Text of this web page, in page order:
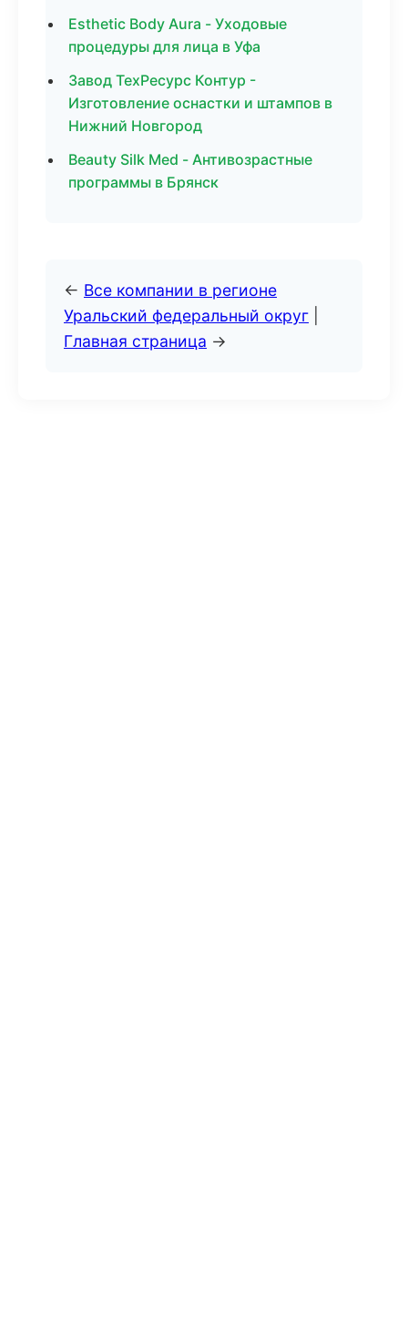
Esthetic Body Aura - Уходовые
процедуры для лица в Уфа
Завод ТехРесурс Контур -
Изготовление оснастки и штампов в
Нижний Новгород
Beauty Silk Med - Антивозрастные
программы в Брянск
← Все компании в регионе
Уральский федеральный округ
Главная страница →